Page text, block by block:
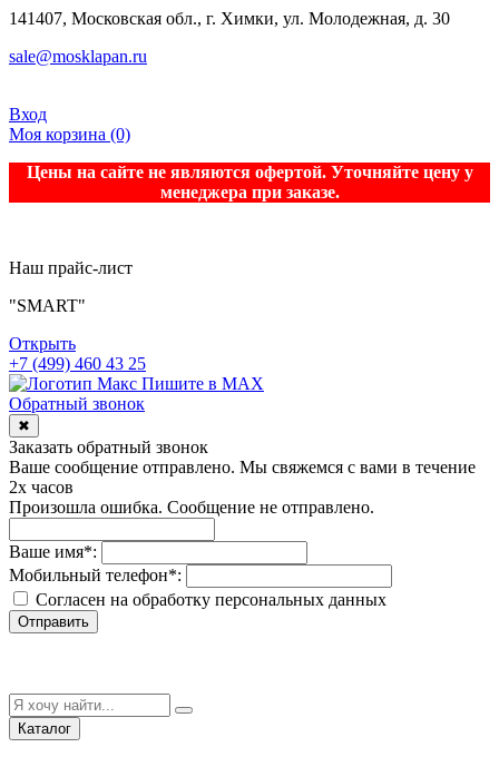
141407, Московская обл., г. Химки, ул. Молодежная, д. 30
sale@mosklapan.ru
Вход
Моя корзина (0)
Цены на сайте не являются офертой. Уточняйте цену у
менеджера при заказе.
Наш прайс-лист
"SMART"
Открыть
+7 (499) 460 43 25
Пишите в MAX
Обратный звонок
✖
Заказать обратный звонок
Ваше сообщение отправлено. Мы свяжемся с вами в течение
2х часов
Произошла ошибка. Сообщение не отправлено.
Ваше имя*:
Мобильный телефон*:
Согласен на обработку персональныx данных
Отправить
Каталог